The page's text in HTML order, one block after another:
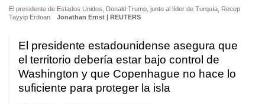
El presidente de Estados Unidos, Donald Trump, junto al líder de Turquía, Recep
Tayyip Erdoan
Jonathan Ernst | REUTERS
El presidente estadounidense asegura que
el territorio debería estar bajo control de
Washington y que Copenhague no hace lo
suficiente para proteger la isla